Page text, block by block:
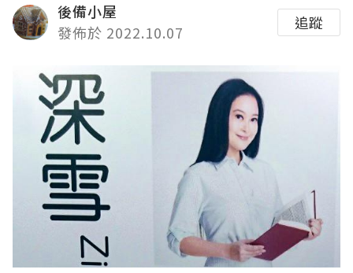
後備小屋
發佈於 2022.10.07
追蹤